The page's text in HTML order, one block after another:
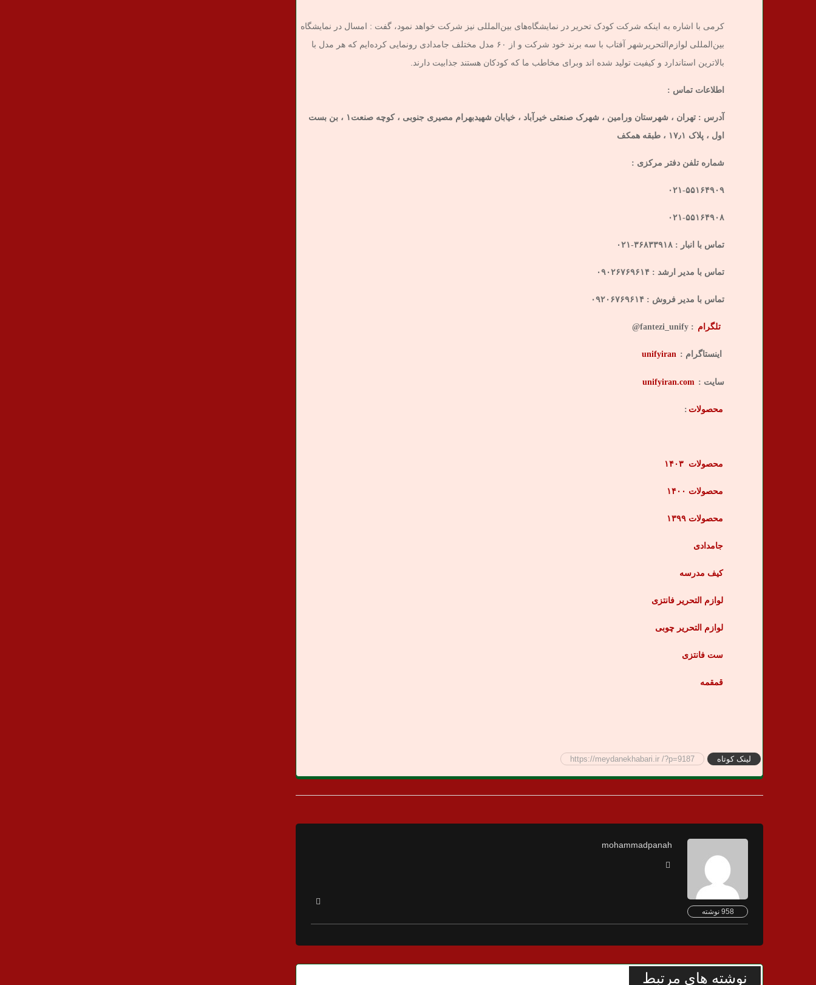
کرمی با اشاره به اینکه شرکت کودک تحریر در نمایشگاه‌های بین‌المللی نیز شرکت خواهد نمود، گفت : امسال در نمایشگاه
بین‌المللی لوازم‌التحریرشهر آفتاب با سه برند خود شرکت و از ۶۰ مدل مختلف جامدادی رونمایی کرده‌ایم که هر مدل با
بالاترین استاندارد و کیفیت تولید شده اند وبرای مخاطب ما که کودکان هستند جذابیت دارند.
اطلاعات تماس :
آدرس : تهران ، شهرستان ورامین ، شهرک صنعتی خیرآباد ، خیابان شهیدبهرام مصیری جنوبی ، کوچه صنعت۱ ، بن بست
اول ، پلاک ۱۷٫۱ ، طبقه همکف
شماره تلفن دفتر مرکزی :
۰۲۱-۵۵۱۶۴۹۰۹
۰۲۱-۵۵۱۶۴۹۰۸
تماس با انبار : ۳۶۸۳۳۹۱۸-۰۲۱
تماس با مدیر ارشد : ۰۹۰۲۶۷۶۹۶۱۴
تماس با مدیر فروش : ۰۹۲۰۶۷۶۹۶۱۴
تلگرام : fantezi_unify@
اینستاگرام : unifyiran
سایت : unifyiran.com
محصولات :
محصولات ۱۴۰۳
محصولات ۱۴۰۰
محصولات ۱۳۹۹
جامدادی
کیف مدرسه
لوازم التحریر فانتزی
لوازم التحریر چوبی
ست فانتزی
قمقمه
لینک کوتاه https://meydanekhabari.ir /?p=9187
958 نوشته
mohammadpanah
نوشته های مرتبط